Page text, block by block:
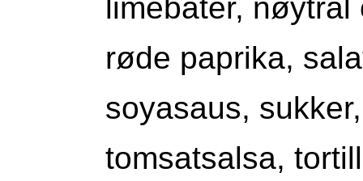
limebåter,
røde paprika,
soyasaus,
tomsatsalsa,